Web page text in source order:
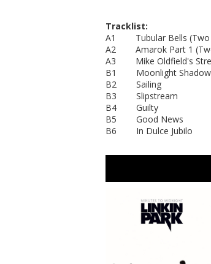
Tracklist:
A1 Tubular Bells (Two
A2 Amarok Part 1
A3 Mike Oldfield's
B1 Moonlight
B2 Sailing
B3 Slipstream
B4 Guilty
B5 Good News
B6 In Dulce Jubilo